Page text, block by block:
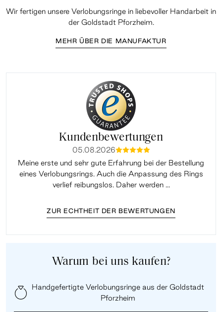
Wir fertigen unsere Verlobungsringe in liebevoller Handarbeit in
der Goldstadt Pforzheim.
MEHR ÜBER DIE MANUFAKTUR
Kundenbewertungen
05.08.2026mmmmm
Meine erste und sehr gute Erfahrung bei der Bestellung
eines Verlobungsrings. Auch die Anpassung des Rings
verlief reibungslos. Daher werden ...
ZUR ECHTHEIT DER BEWERTUNGEN
Warum bei uns kaufen?
Handgefertigte Verlobungsringe aus der Goldstadt
Pforzheim